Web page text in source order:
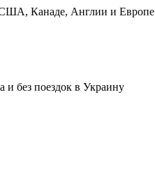
Канаде, Англии и Европе
и без поездок в Украину